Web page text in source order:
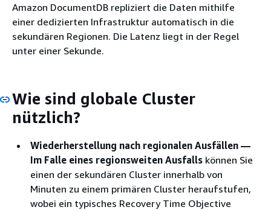
Amazon DocumentDB repliziert die Daten mithilfe
einer dedizierten Infrastruktur automatisch in die
sekundären Regionen. Die Latenz liegt in der Regel
unter einer Sekunde.
Wie sind globale Cluster
nützlich?
Wiederherstellung nach regionalen Ausfällen —
Im Falle eines regionsweiten Ausfalls können Sie
einen der sekundären Cluster innerhalb von
Minuten zu einem primären Cluster heraufstufen,
wobei ein typisches Recovery Time Objective